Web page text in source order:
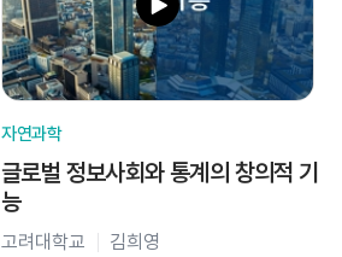
자연과학
글로벌 정보사회와 통계의 창의적 기
능
고려대학교 김희영